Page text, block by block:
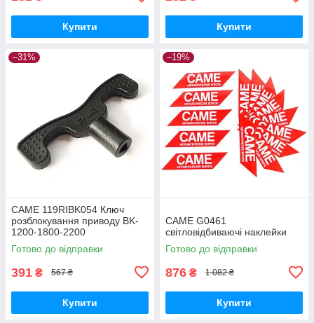
Купити Купити
–31%
CAME 119RIBK054 Ключ
розблокування приводу BK-
1200-1800-2200
Готово до відправки
391 ₴ 567 ₴
Купити
–19%
CAME G0461
світловідбиваючі наклейки
Готово до відправки
876 ₴ 1 082 ₴
Купити